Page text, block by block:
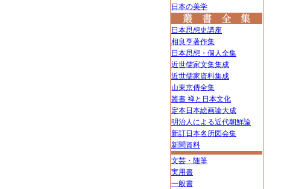
日本の美学
日本思想史講座
相良亨著作集
日本思想・個人全集
近世儒家文集集成
近世儒家資料集成
山東京傳全集
叢書 禅と日本文化
定本日本絵画論大成
明治人による近代朝鮮論
新訂日本名所図会集
新聞資料
文芸・随筆
実用書
一般書